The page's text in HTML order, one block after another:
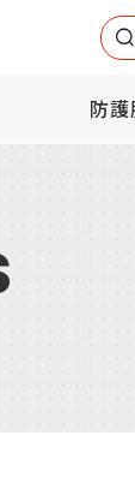
・
防護
基礎知識